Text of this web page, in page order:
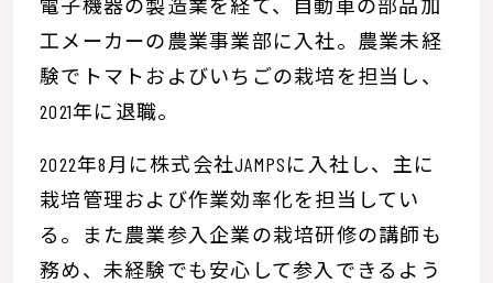
電子機器の製造業を経て、自動車の部品加
工メーカーの農業事業部に入社。農業未経
験でトマトおよびいちごの栽培を担当し、
2021年に退職。
2022年8月に株式会社JAMPSに入社し、主に
栽培管理および作業効率化を担当してい
る。また農業参入企業の栽培研修の講師も
務め、未経験でも安心して参入できるよう